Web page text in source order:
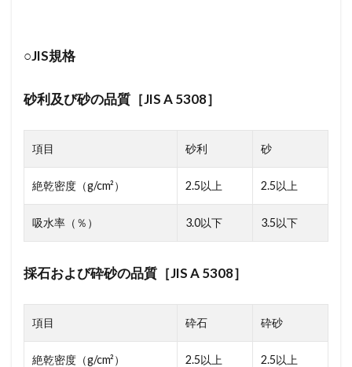
○JIS規格
砂利及び砂の品質［JIS A 5308］
項目 砂利 砂
絶乾密度（g/cm²） 2.5以上 2.5以上
吸水率（％） 3.0以下 3.5以下
採石および砕砂の品質［JIS A 5308］
項目 砕石 砕砂
絶乾密度（g/cm²） 2.5以上 2.5以上